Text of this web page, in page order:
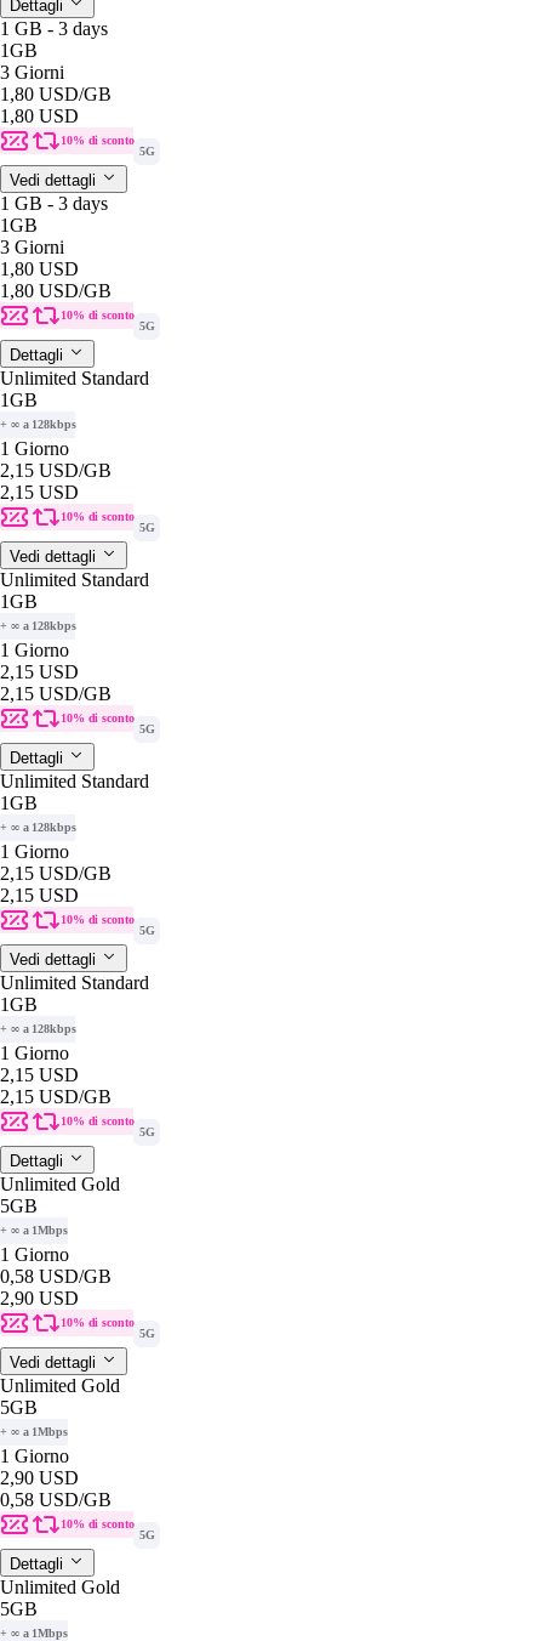
Dettagli
1 GB - 3 days
1GB
3 Giorni
1,80 USD/GB
1,80 USD
10% di sconto
5G
Vedi dettagli
1 GB - 3 days
1GB
3 Giorni
1,80 USD
1,80 USD/GB
10% di sconto
5G
Dettagli
Unlimited Standard
1GB
+ ∞ a 128kbps
1 Giorno
2,15 USD/GB
2,15 USD
10% di sconto
5G
Vedi dettagli
Unlimited Standard
1GB
+ ∞ a 128kbps
1 Giorno
2,15 USD
2,15 USD/GB
10% di sconto
5G
Dettagli
Unlimited Standard
1GB
+ ∞ a 128kbps
1 Giorno
2,15 USD/GB
2,15 USD
10% di sconto
5G
Vedi dettagli
Unlimited Standard
1GB
+ ∞ a 128kbps
1 Giorno
2,15 USD
2,15 USD/GB
10% di sconto
5G
Dettagli
Unlimited Gold
5GB
+ ∞ a 1Mbps
1 Giorno
0,58 USD/GB
2,90 USD
10% di sconto
5G
Vedi dettagli
Unlimited Gold
5GB
+ ∞ a 1Mbps
1 Giorno
2,90 USD
0,58 USD/GB
10% di sconto
5G
Dettagli
Unlimited Gold
5GB
+ ∞ a 1Mbps